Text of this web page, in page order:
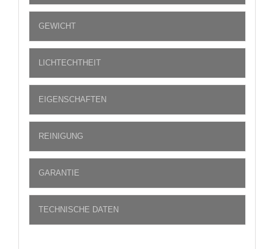
GEWICHT
LICHTECHTHEIT
EIGENSCHAFTEN
REINIGUNG
GARANTIE
TECHNISCHE DATEN